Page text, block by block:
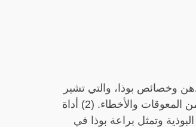
وخصائص بوذا، والتي تشير
إلى الطبيعة بوذا غير القابلة للتلف لكونها حرة تماماً وللأبد من المعوقات والأخطاء. (2) أداة
وتمثل براعة بوذا في